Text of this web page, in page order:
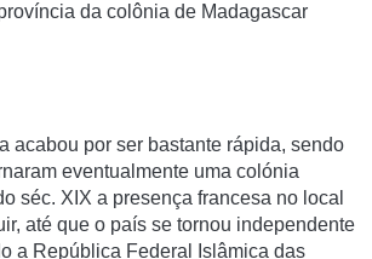
da colônia de Madagascar
acabou por ser bastante rápida, sendo
eventualmente uma colónia
séc. XIX a presença francesa no local
até que o país se tornou independente
a República Federal Islâmica das